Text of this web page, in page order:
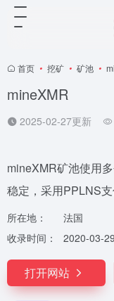
首页 • 挖矿 • 矿池 •
mineXMR
2025-02-27更新
mineXMR矿池使用
稳定，采用PPLNS
所在地：
法国
收录时间：
2020-03-29
打开网站